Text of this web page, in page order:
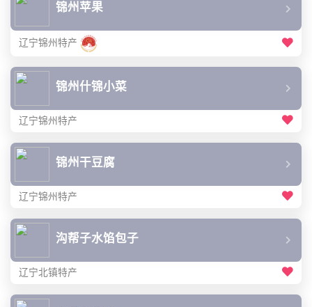
锦州苹果
辽宁锦州特产
锦州什锦小菜
辽宁锦州特产
锦州干豆腐
辽宁锦州特产
沟帮子水馅包子
辽宁北镇特产